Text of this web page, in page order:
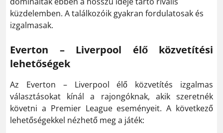
küzdelemben. A találkozóik gyakran fordulatosak és
izgalmasak.
Everton – Liverpool élő közvetítési
lehetőségek
Az Everton – Liverpool élő közvetítés izgalmas
választásokat kínál a rajongóknak, akik szeretnék
követni a Premier League eseményeit. A következő
lehetőségekkel nézhető meg a játék: